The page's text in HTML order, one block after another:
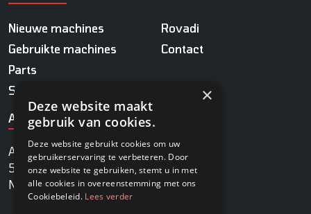
Nieuwe machines
Gebruikte machines
Parts
Service
Rovadi
Contact
ADRES
Agrobaan 13
5813 EB Ysselsteyn
Nederland
×
Deze website maakt
gebruik van cookies.
Deze website gebruikt cookies om uw
gebruikerservaring te verbeteren. Door
onze website te gebruiken, stemt u in met
alle cookies in overeenstemming met ons
Cookiebeleid. Lees verder